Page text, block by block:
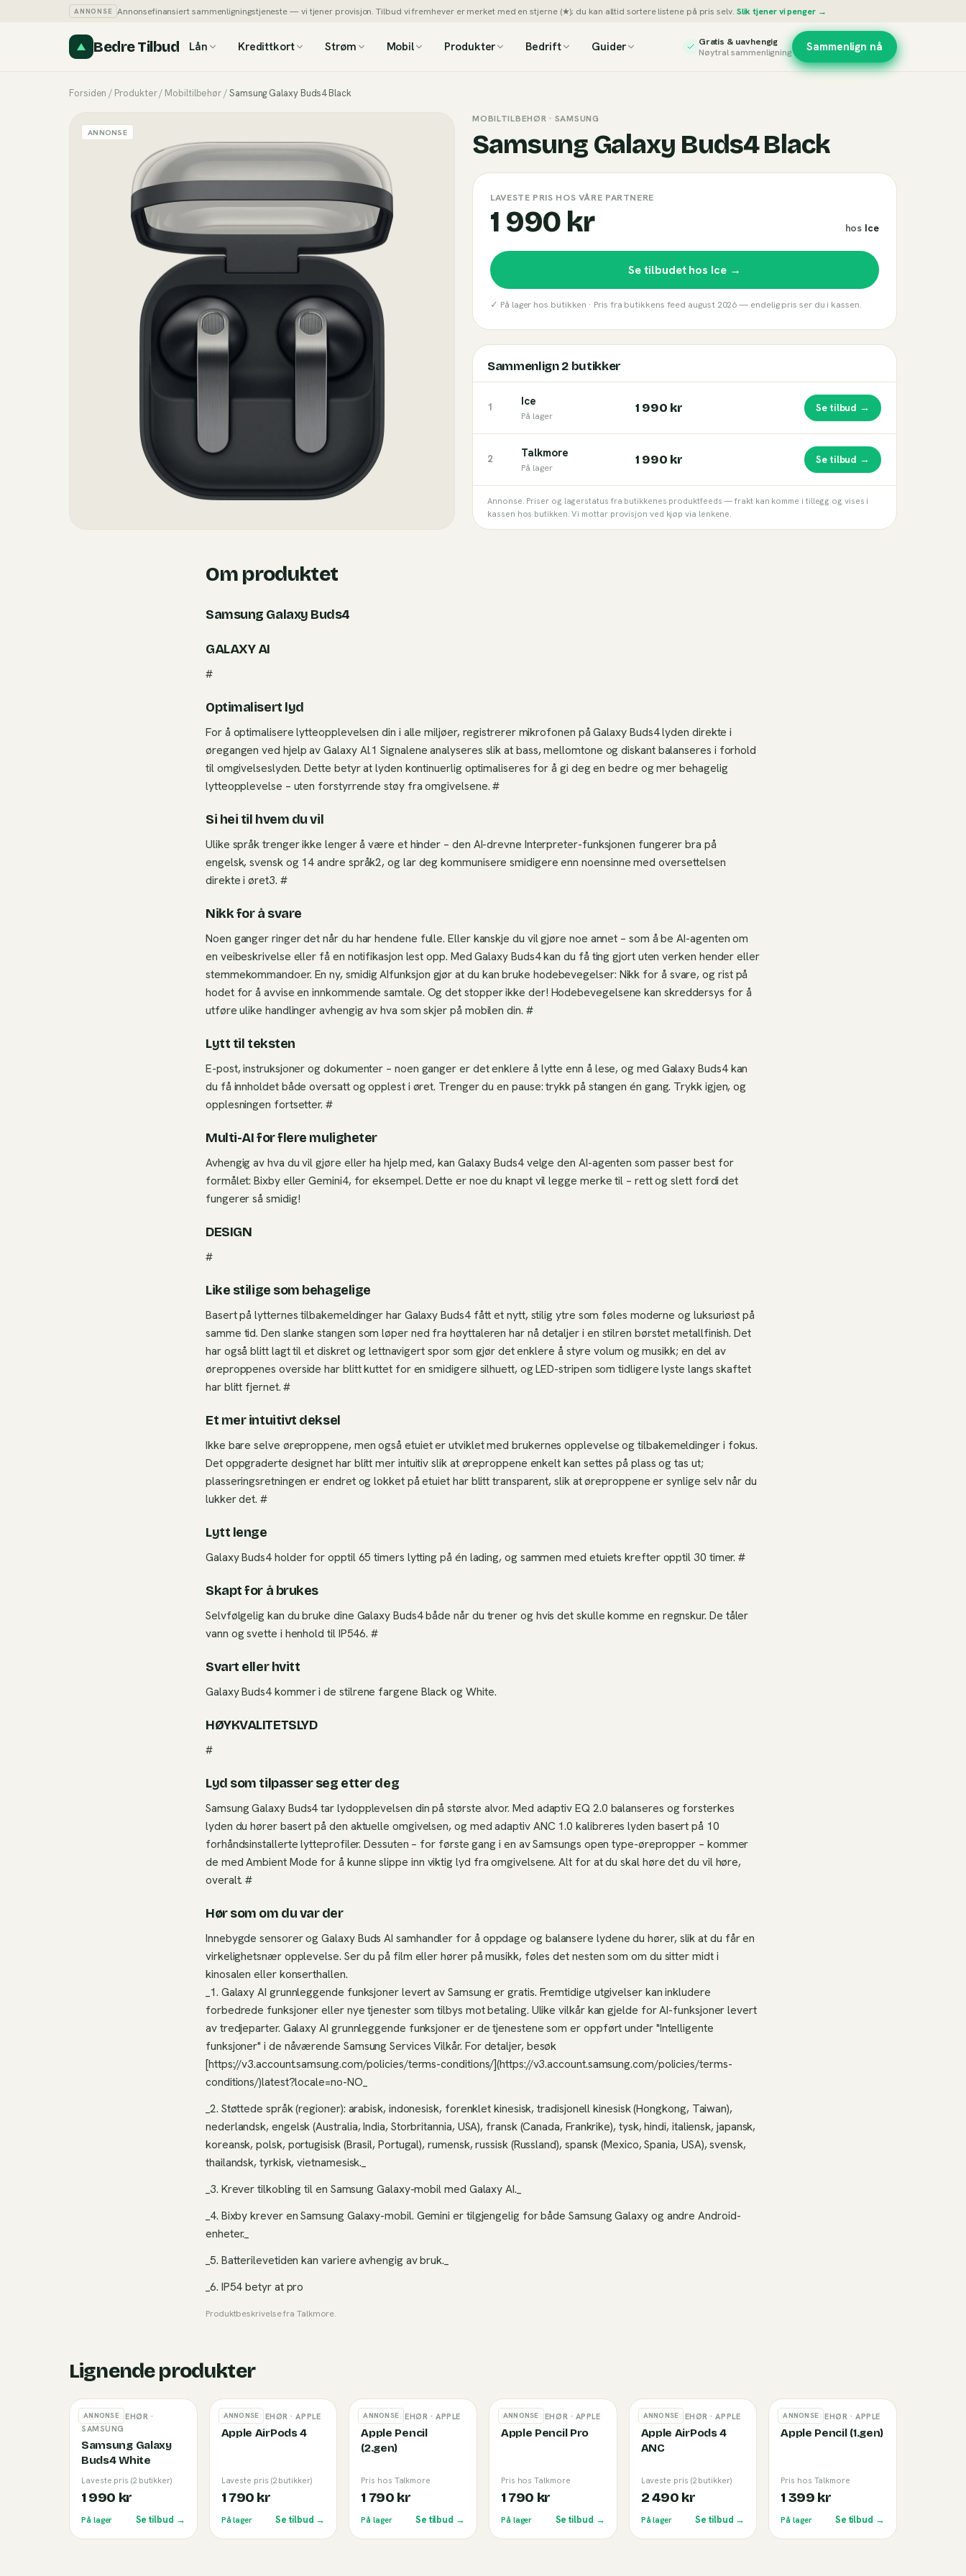
ANNONSE Annonsefinansiert sammenligningstjeneste — vi tjener provisjon. Tilbud vi fremhever er merket med en stjerne (★); du kan alltid sortere listene på pris selv. Slik tjener vi penger →
Bedre Tilbud Lån Kredittkort Strøm Mobil Produkter Bedrift Guider
Gratis & uavhengig
Nøytral sammenligning
Sammenlign nå
Forsiden / Produkter/ Mobiltilbehør/Samsung Galaxy Buds4 Black
ANNONSE
MOBILTILBEHØR · SAMSUNG
Samsung Galaxy Buds4 Black
LAVESTE PRIS HOS VÅRE PARTNERE
1 990 kr hos Ice
Se tilbudet hos Ice→
✓ På lager hos butikken · Pris fra butikkens feed august 2026— endelig pris ser du i kassen.
Sammenlign2 butikker
1 Ice
På lager
1 990 kr Se tilbud →
2 Talkmore
På lager
1 990 kr Se tilbud →
Annonse. Priser og lagerstatus fra butikkenes produktfeeds — frakt kan komme i tillegg og vises i
kassen hos butikken. Vi mottar provisjon ved kjøp via lenkene.
Om produktet
Samsung Galaxy Buds4
GALAXY AI
#
Optimalisert lyd
For å optimalisere lytteopplevelsen din i alle miljøer, registrerer mikrofonen på Galaxy Buds4 lyden direkte i
øregangen ved hjelp av Galaxy AI.1 Signalene analyseres slik at bass, mellomtone og diskant balanseres i forhold
til omgivelseslyden. Dette betyr at lyden kontinuerlig optimaliseres for å gi deg en bedre og mer behagelig
lytteopplevelse – uten forstyrrende støy fra omgivelsene. #
Si hei til hvem du vil
Ulike språk trenger ikke lenger å være et hinder – den AI-drevne Interpreter-funksjonen fungerer bra på
engelsk, svensk og 14 andre språk2, og lar deg kommunisere smidigere enn noensinne med oversettelsen
direkte i øret3. #
Nikk for å svare
Noen ganger ringer det når du har hendene fulle. Eller kanskje du vil gjøre noe annet – som å be AI-agenten om
en veibeskrivelse eller få en notifikasjon lest opp. Med Galaxy Buds4 kan du få ting gjort uten verken hender eller
stemmekommandoer. En ny, smidig AIfunksjon gjør at du kan bruke hodebevegelser: Nikk for å svare, og rist på
hodet for å avvise en innkommende samtale. Og det stopper ikke der! Hodebevegelsene kan skreddersys for å
utføre ulike handlinger avhengig av hva som skjer på mobilen din. #
Lytt til teksten
E-post, instruksjoner og dokumenter – noen ganger er det enklere å lytte enn å lese, og med Galaxy Buds4 kan
du få innholdet både oversatt og opplest i øret. Trenger du en pause: trykk på stangen én gang. Trykk igjen, og
opplesningen fortsetter. #
Multi-AI for flere muligheter
Avhengig av hva du vil gjøre eller ha hjelp med, kan Galaxy Buds4 velge den AI-agenten som passer best for
formålet: Bixby eller Gemini4, for eksempel. Dette er noe du knapt vil legge merke til – rett og slett fordi det
fungerer så smidig!
DESIGN
#
Like stilige som behagelige
Basert på lytternes tilbakemeldinger har Galaxy Buds4 fått et nytt, stilig ytre som føles moderne og luksuriøst på
samme tid. Den slanke stangen som løper ned fra høyttaleren har nå detaljer i en stilren børstet metallfinish. Det
har også blitt lagt til et diskret og lettnavigert spor som gjør det enklere å styre volum og musikk; en del av
øreproppenes overside har blitt kuttet for en smidigere silhuett, og LED-stripen som tidligere lyste langs skaftet
har blitt fjernet. #
Et mer intuitivt deksel
Ikke bare selve øreproppene, men også etuiet er utviklet med brukernes opplevelse og tilbakemeldinger i fokus.
Det oppgraderte designet har blitt mer intuitiv slik at øreproppene enkelt kan settes på plass og tas ut;
plasseringsretningen er endret og lokket på etuiet har blitt transparent, slik at øreproppene er synlige selv når du
lukker det. #
Lytt lenge
Galaxy Buds4 holder for opptil 65 timers lytting på én lading, og sammen med etuiets krefter opptil 30 timer. #
Skapt for å brukes
Selvfølgelig kan du bruke dine Galaxy Buds4 både når du trener og hvis det skulle komme en regnskur. De tåler
vann og svette i henhold til IP546. #
Svart eller hvitt
Galaxy Buds4 kommer i de stilrene fargene Black og White.
HØYKVALITETSLYD
#
Lyd som tilpasser seg etter deg
Samsung Galaxy Buds4 tar lydopplevelsen din på største alvor. Med adaptiv EQ 2.0 balanseres og forsterkes
lyden du hører basert på den aktuelle omgivelsen, og med adaptiv ANC 1.0 kalibreres lyden basert på 10
forhåndsinstallerte lytteprofiler. Dessuten – for første gang i en av Samsungs open type-ørepropper – kommer
de med Ambient Mode for å kunne slippe inn viktig lyd fra omgivelsene. Alt for at du skal høre det du vil høre,
overalt. #
Hør som om du var der
Innebygde sensorer og Galaxy Buds AI samhandler for å oppdage og balansere lydene du hører, slik at du får en
virkelighetsnær opplevelse. Ser du på film eller hører på musikk, føles det nesten som om du sitter midt i
kinosalen eller konserthallen.
_1. Galaxy AI grunnleggende funksjoner levert av Samsung er gratis. Fremtidige utgivelser kan inkludere
forbedrede funksjoner eller nye tjenester som tilbys mot betaling. Ulike vilkår kan gjelde for AI-funksjoner levert
av tredjeparter. Galaxy AI grunnleggende funksjoner er de tjenestene som er oppført under "Intelligente
funksjoner" i de nåværende Samsung Services Vilkår. For detaljer, besøk
[https://v3.account.samsung.com/policies/terms-conditions/](https://v3.account.samsung.com/policies/terms-
conditions/)latest?locale=no-NO_
_2. Støttede språk (regioner): arabisk, indonesisk, forenklet kinesisk, tradisjonell kinesisk (Hongkong, Taiwan),
nederlandsk, engelsk (Australia, India, Storbritannia, USA), fransk (Canada, Frankrike), tysk, hindi, italiensk, japansk,
koreansk, polsk, portugisisk (Brasil, Portugal), rumensk, russisk (Russland), spansk (Mexico, Spania, USA), svensk,
thailandsk, tyrkisk, vietnamesisk._
_3. Krever tilkobling til en Samsung Galaxy-mobil med Galaxy AI._
_4. Bixby krever en Samsung Galaxy-mobil. Gemini er tilgjengelig for både Samsung Galaxy og andre Android-
enheter._
_5. Batterilevetiden kan variere avhengig av bruk._
_6. IP54 betyr at pro
Produktbeskrivelse fraTalkmore.
Lignende produkter
ANNONSE
MOBILTILBEHØR ·
SAMSUNG
Samsung Galaxy
Buds4 White
Laveste pris (2 butikker)
1 990 kr
På lager Se tilbud →
ANNONSE
MOBILTILBEHØR · APPLE
Apple AirPods 4
Laveste pris (2 butikker)
1 790 kr
På lager Se tilbud →
ANNONSE
MOBILTILBEHØR · APPLE
Apple Pencil
(2.gen)
Pris hos Talkmore
1 790 kr
På lager Se tilbud →
ANNONSE
MOBILTILBEHØR · APPLE
Apple Pencil Pro
Pris hos Talkmore
1 790 kr
På lager Se tilbud →
ANNONSE
MOBILTILBEHØR · APPLE
Apple AirPods 4
ANC
Laveste pris (2 butikker)
2 490 kr
På lager Se tilbud →
ANNONSE
MOBILTILBEHØR · APPLE
Apple Pencil (1.gen)
Pris hos Talkmore
1 399 kr
På lager Se tilbud →